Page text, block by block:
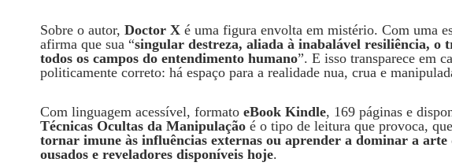
Sobre o autor, Doctor X é uma figura envolta em mistério. Com uma
afirma que sua “singular destreza, aliada à inabalável resiliência,
todos os campos do entendimento humano”. E isso transparece em
politicamente correto: há espaço para a realidade nua, crua e
Com linguagem acessível, formato eBook Kindle, 169 páginas e
Técnicas Ocultas da Manipulação é o tipo de leitura que provoca,
tornar imune às influências externas ou aprender a dominar a arte
ousados e reveladores disponíveis hoje.